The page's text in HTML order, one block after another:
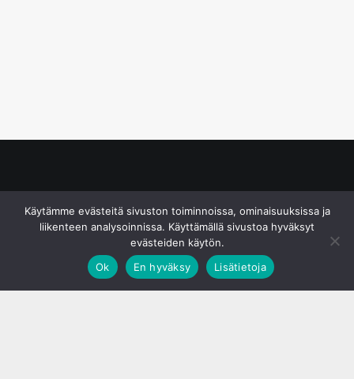
Käytämme evästeitä sivuston toiminnoissa, ominaisuuksissa ja
liikenteen analysoinnissa. Käyttämällä sivustoa hyväksyt
evästeiden käytön.
Ok
En hyväksy Lisätietoja